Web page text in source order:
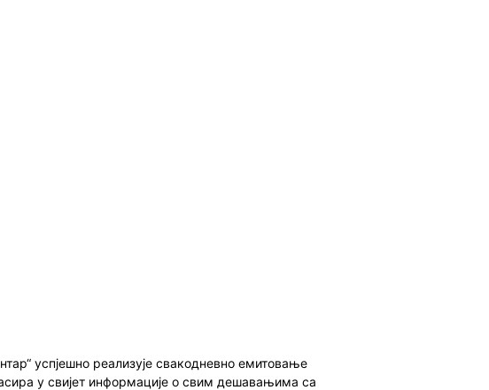
успјешно реализује свакодневно емитовање
у свијет информације о свим дешавањима са